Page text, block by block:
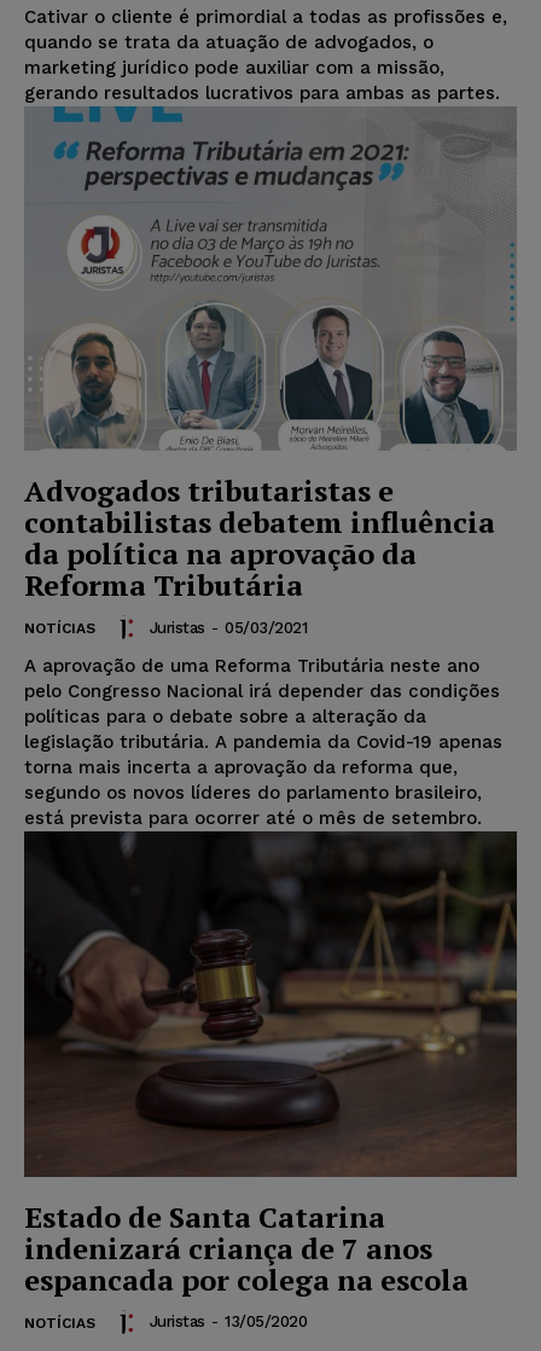
Cativar o cliente é primordial a todas as profissões e,
quando se trata da atuação de advogados, o
marketing jurídico pode auxiliar com a missão,
gerando resultados lucrativos para ambas as partes.
Advogados tributaristas e
contabilistas debatem influência
da política na aprovação da
Reforma Tributária
NOTÍCIAS Juristas - 05/03/2021
A aprovação de uma Reforma Tributária neste ano
pelo Congresso Nacional irá depender das condições
políticas para o debate sobre a alteração da
legislação tributária. A pandemia da Covid-19 apenas
torna mais incerta a aprovação da reforma que,
segundo os novos líderes do parlamento brasileiro,
está prevista para ocorrer até o mês de setembro.
Estado de Santa Catarina
indenizará criança de 7 anos
espancada por colega na escola
NOTÍCIAS Juristas - 13/05/2020